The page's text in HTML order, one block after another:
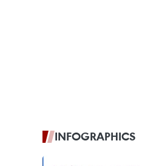
INFOGRAPHICS